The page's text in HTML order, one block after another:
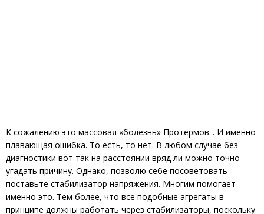
К сожалению это массовая «болезнь» Протермов... И именно
плавающая ошибка. То есть, то нет. В любом случае без
диагностики вот так на расстоянии вряд ли можно точно
угадать причину. Однако, позволю себе посоветовать —
поставьте стабилизатор напряжения. Многим помогает
именно это. Тем более, что все подобные агрегаты в
принципе должны работать через стабилизаторы, поскольку